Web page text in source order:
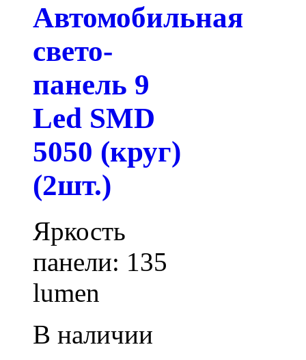
Автомобильная
свето-
панель 9
Led SMD
5050 (круг)
(2шт.)
Яркость
панели: 135
lumen
В наличии